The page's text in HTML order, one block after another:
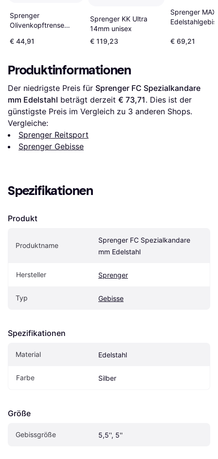
Sprenger
Olivenkopftrense
€ 44,91
Sprenger KK Ultra
14mm unisex
€ 119,23
Sprenger
unisex
€ 69,21
Produktinformationen
Der niedrigste Preis für Sprenger FC Spezialkandare
mm Edelstahl beträgt derzeit € 73,71. Dies ist der
günstigste Preis im Vergleich zu 3 anderen Shops.
Vergleiche:
Sprenger Reitsport
Sprenger Gebisse
Spezifikationen
Produkt
Produktname
Sprenger FC Spezialkandare
mm Edelstahl
Hersteller Sprenger
Typ Gebisse
Spezifikationen
Material Edelstahl
Farbe Silber
Größe
Gebissgröße 5,5’', 5''